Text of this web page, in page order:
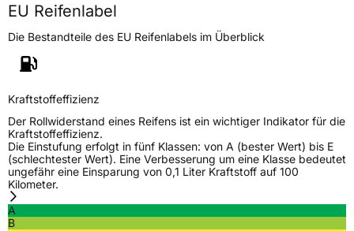
Höchstlast1120/1060 kg
Generelle Merkmale
Fahrzeugtyp
ModellnameAll Season Van 6
FahrzeugartTransporter
Weitere Eigenschaften
EU Reifenlabel
Die Bestandteile des EU Reifenlabels im Überblick
Kraftstoffeffizienz
Der Rollwiderstand eines Reifens ist ein wichtiger Indikator für die
Kraftstoffeffizienz.
Die Einstufung erfolgt in fünf Klassen: von A (bester Wert) bis E
(schlechtester Wert). Eine Verbesserung um eine Klasse bedeutet
ungefähr eine Einsparung von 0,1 Liter Kraftstoff auf 100
Kilometer.
A
B